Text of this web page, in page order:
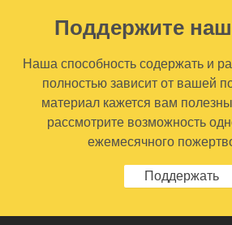
Поддержите
Наша способность содержать и
полностью зависит от вашей
материал кажется вам
рассмотрите возможность
ежемесячного
Поддержать